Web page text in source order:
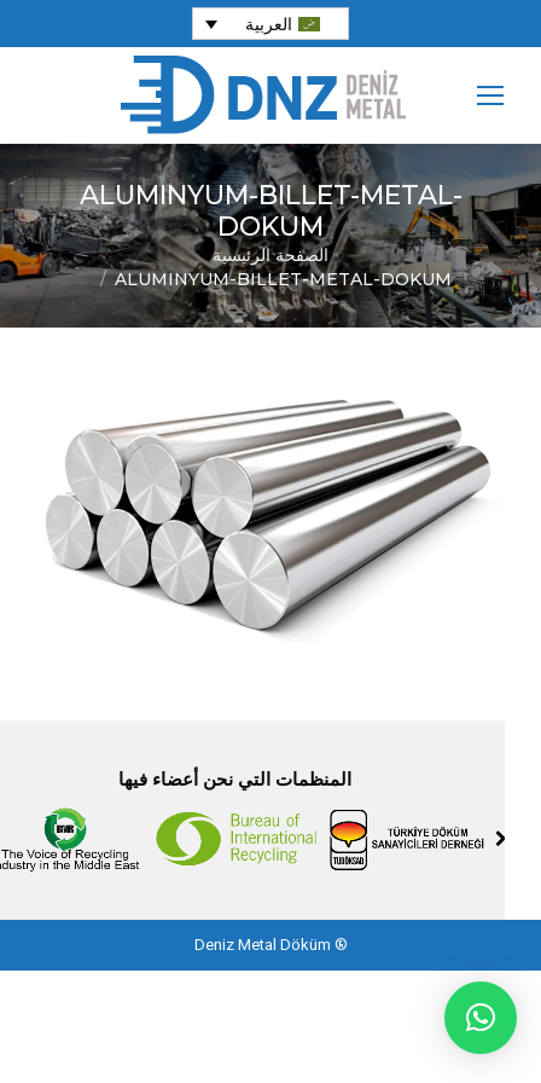
العربية
ALUMINYUM-BILLET-METAL-
DOKUM
You are here:
الصفحة الرئيسية
ALUMINYUM-BILLET-METAL-DOKUM
المنظمات التي نحن أعضاء فيها
®
Deniz Metal Döküm